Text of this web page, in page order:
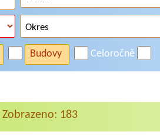
Budovy Celoročně
Zobrazeno: 183